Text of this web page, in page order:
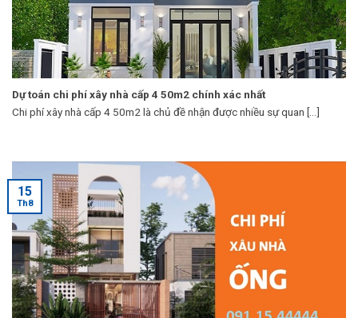
Dự toán chi phí xây nhà cấp 4 50m2 chính xác nhất
Chi phí xây nhà cấp 4 50m2 là chủ đề nhận được nhiều sự quan [...]
15
Th8